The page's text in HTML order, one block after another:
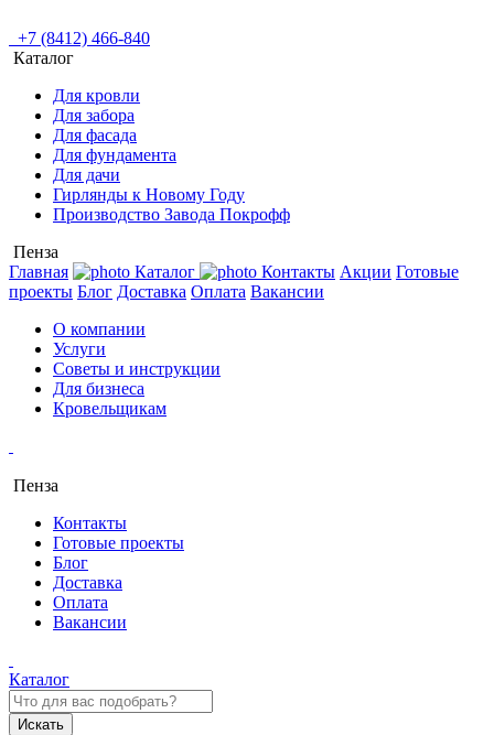
+7 (8412) 466-840
Каталог
Для кровли
Для забора
Для фасада
Для фундамента
Для дачи
Гирлянды к Новому Году
Производство Завода Покрофф
Пенза
Главная
Каталог Контакты Акции Готовые
проекты Блог Доставка Оплата Вакансии
О компании
Услуги
Советы и инструкции
Для бизнеса
Кровельщикам
Пенза
Контакты
Готовые проекты
Блог
Доставка
Оплата
Вакансии
Каталог
Искать